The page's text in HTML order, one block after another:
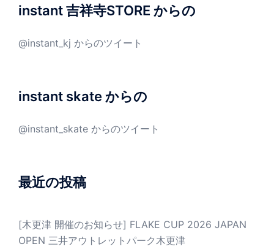
instant 吉祥寺STORE からの
@instant_kj からのツイート
instant skate からの
@instant_skate からのツイート
最近の投稿
[木更津 開催のお知らせ] FLAKE CUP 2026 JAPAN
OPEN 三井アウトレットパーク木更津